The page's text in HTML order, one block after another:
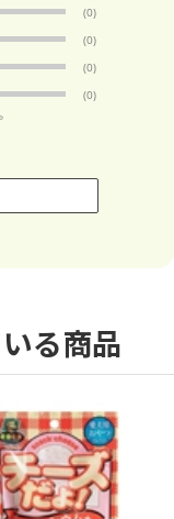
(0)
(0)
(0)
(0)
る商品